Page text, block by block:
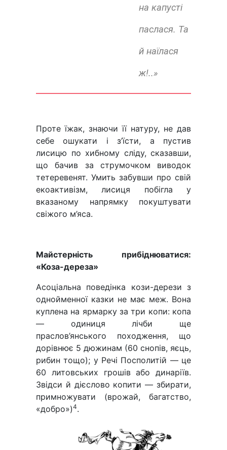
на капусті
паслася. Та
й наїлася
ж!..»
Проте їжак, знаючи її натуру, не дав
себе ошукати і з’їсти, а пустив
лисицю по хибному сліду, сказавши,
що бачив за струмочком виводок
тетеревенят. Умить забувши про свій
екоактивізм, лисиця побігла у
вказаному напрямку покуштувати
свіжого м’яса.
Майстерність прибіднюватися:
«Коза-дереза»
Асоціальна поведінка кози-дерези з
однойменної казки не має меж. Вона
куплена на ярмарку за три копи: копа
— одиниця лічби ще
праслов’янського походження, що
дорівнює 5 дюжинам (60 снопів, яєць,
рибин тощо); у Речі Посполитій — це
60 литовських грошів або динаріїв.
Звідси й дієслово копити — збирати,
примножувати (врожай, багатство,
«добро»)4.